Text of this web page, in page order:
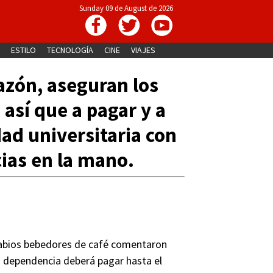
Sunday 09 de August de 2026
ESTILO TECNOLOGÍA CINE VIAJES
aseguran los
que a pagar y a
universitaria con
en la mano.
bebedores de café comentaron
deberá pagar hasta el